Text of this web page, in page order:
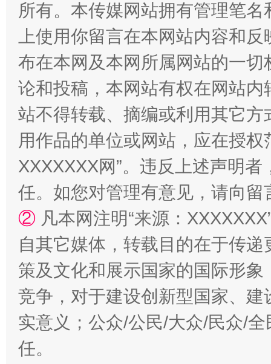
规模最大的光氢储一体化项目 走
所有。本传媒网站拥有管理笔
上使用你留言在本网站内容和
布在本网及本网所属网站的一
论和投稿，本网站有权在网站
站不得转载、摘编或利用其它
用作品的单位或网站，应在授
XXXXXXX网”。违反上述声明
任。如您对管理有意见，请向
② 凡本网注明“来源：
自其它媒体，转载目的在于传
策及文化和展示国家的国际形
竞争，对于建设创新型国家、
实意义；公众/公民/大众/民众/
任。